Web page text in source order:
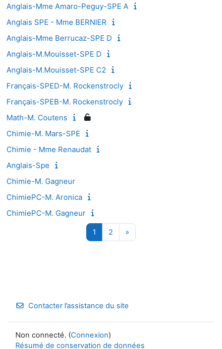
Anglais-Mme Amaro-Peguy-SPE A
Anglais SPE - Mme BERNIER
Anglais-Mme Berrucaz-SPE D
Anglais-M.Mouisset-SPE D
Anglais-M.Mouisset-SPE C2
Français-SPED-M. Rockenstrocly
Français-SPEB-M. Rockenstrocly
Math-M. Coutens
Chimie-M. Mars-SPE
Chimie - Mme Renaudat
Anglais-Spe
Chimie-M. Gagneur
ChimiePC-M. Aronica
ChimiePC-M. Gagneur
1 Page 1
2 Page 2
»
Contacter l’assistance du site
Non connecté. (Connexion)
Résumé de conservation de données